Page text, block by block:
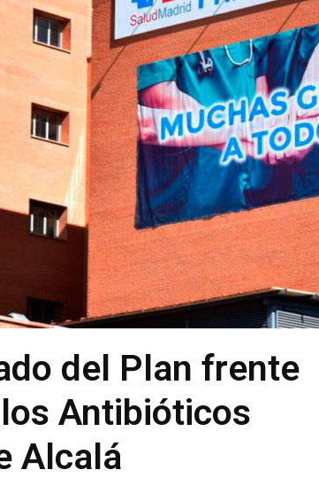
del Plan frente
Antibióticos
Alcalá